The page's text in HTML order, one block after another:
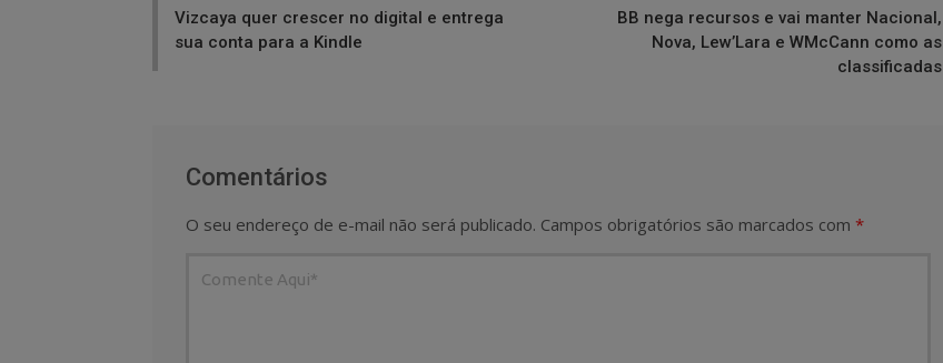
Vizcaya quer crescer no digital e entrega
sua conta para a Kindle
BB nega recursos e vai manter Nacional,
Nova, Lew’Lara e WMcCann como as
classificadas
Comentários
O seu endereço de e-mail não será publicado. Campos obrigatórios são marcados com *